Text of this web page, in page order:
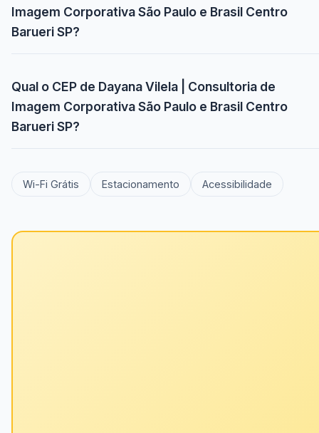
Imagem Corporativa São Paulo e Brasil Centro
Barueri SP?
Qual o CEP de Dayana Vilela | Consultoria de
Imagem Corporativa São Paulo e Brasil Centro
Barueri SP?
Wi-Fi Grátis Estacionamento Acessibilidade